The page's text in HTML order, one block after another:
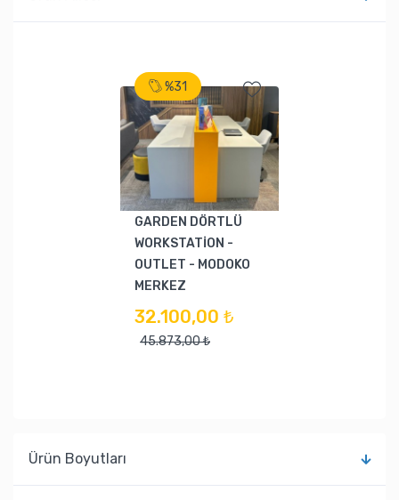
GARDEN DÖRTLÜ
WORKSTATİON -
OUTLET - MODOKO
MERKEZ
32.100,00 ₺
45.873,00 ₺
%31
Ürün Boyutları